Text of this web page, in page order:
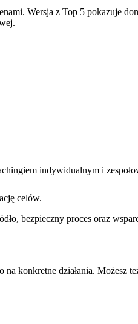
Wersja z Top 5 pokazuje
indywidualnym i
celów.
bezpieczny proces oraz
konkretne działania. Możesz